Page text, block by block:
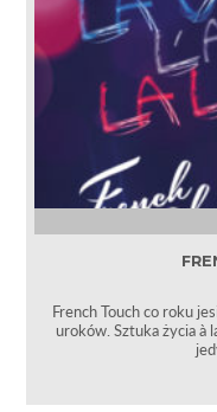
French Touch co roku
uroków. Sztuka życia à